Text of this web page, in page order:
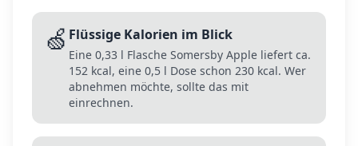
🍏 Flüssige Kalorien im Blick
Eine 0,33 l Flasche Somersby Apple liefert ca.
152 kcal, eine 0,5 l Dose schon 230 kcal. Wer
abnehmen möchte, sollte das mit
einrechnen.